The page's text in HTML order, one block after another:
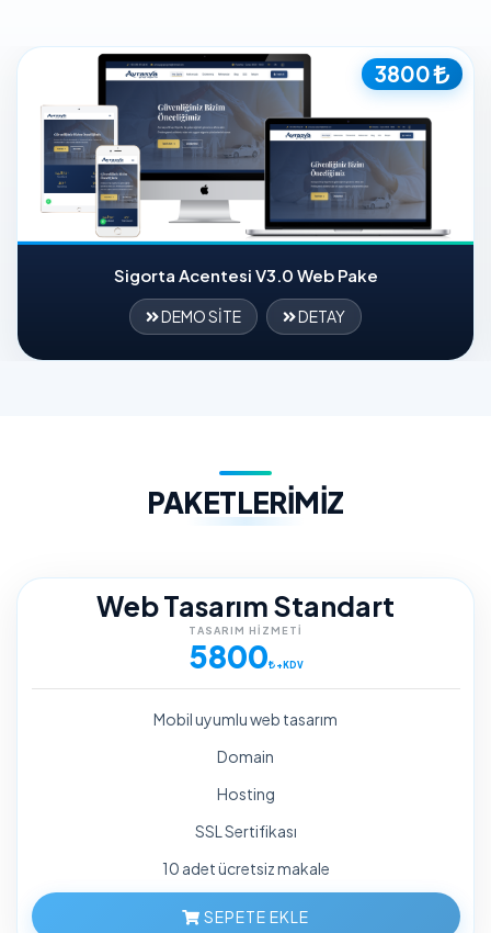
3800
Sigorta Acentesi V3.0 Web Pake
DEMO SİTE DETAY
PAKETLERİMİZ
Web Tasarım Standart
TASARIM HIZMETI
5800 +KDV
Mobil uyumlu web tasarım
Domain
Hosting
SSL Sertifikası
10 adet ücretsiz makale
SEPETE EKLE